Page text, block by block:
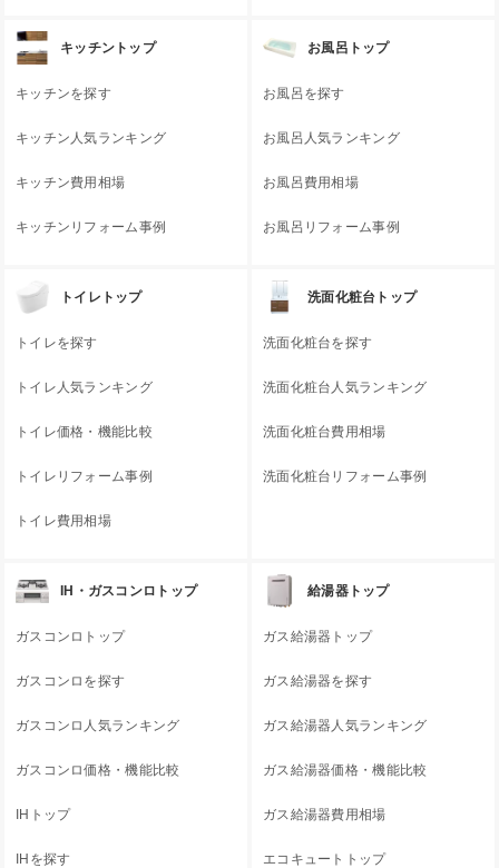
キッチントップ
キッチンを探す
キッチン人気ランキング
キッチン費用相場
キッチンリフォーム事例
お風呂トップ
お風呂を探す
お風呂人気ランキング
お風呂費用相場
お風呂リフォーム事例
トイレトップ
トイレを探す
トイレ人気ランキング
トイレ価格・機能比較
トイレリフォーム事例
トイレ費用相場
洗面化粧台トップ
洗面化粧台を探す
洗面化粧台人気ランキング
洗面化粧台費用相場
洗面化粧台リフォーム事例
IH・ガスコンロトップ
ガスコンロトップ
ガスコンロを探す
ガスコンロ人気ランキング
ガスコンロ価格・機能比較
IHトップ
IHを探す
給湯器トップ
ガス給湯器トップ
ガス給湯器を探す
ガス給湯器人気ランキング
ガス給湯器価格・機能比較
ガス給湯器費用相場
エコキュートトップ